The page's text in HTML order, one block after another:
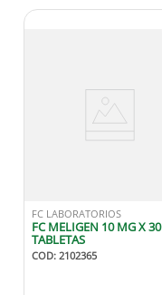
FC LABORATORIOS
FC MELIGEN 10 MG X 30
TABLETAS
COD: 2102365